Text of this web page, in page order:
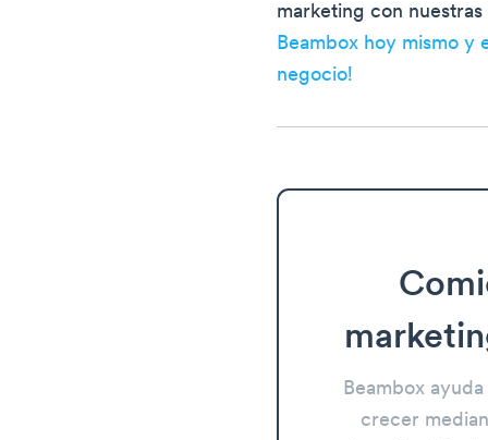
marketing con
Beambox hoy mismo y
negocio!
Beambox
crecer